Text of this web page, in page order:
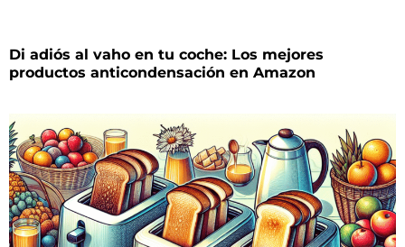
Di adiós al vaho en tu coche: Los mejores
productos anticondensación en Amazon